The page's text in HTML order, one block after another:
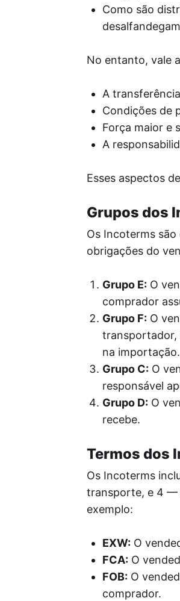
Como são
No entanto, vale
A
Condições de
Força maior e
A
Esses aspectos
Grupos dos
Os Incoterms
obrigações do
Grupo E: O
comprador
Grupo F: O
transportador,
na importação.
Grupo C: O
responsável
Grupo D: O
recebe.
Termos dos
Os Incoterms
transporte, e 4 —
exemplo:
EXW: O
FCA: O
FOB: O
comprador.